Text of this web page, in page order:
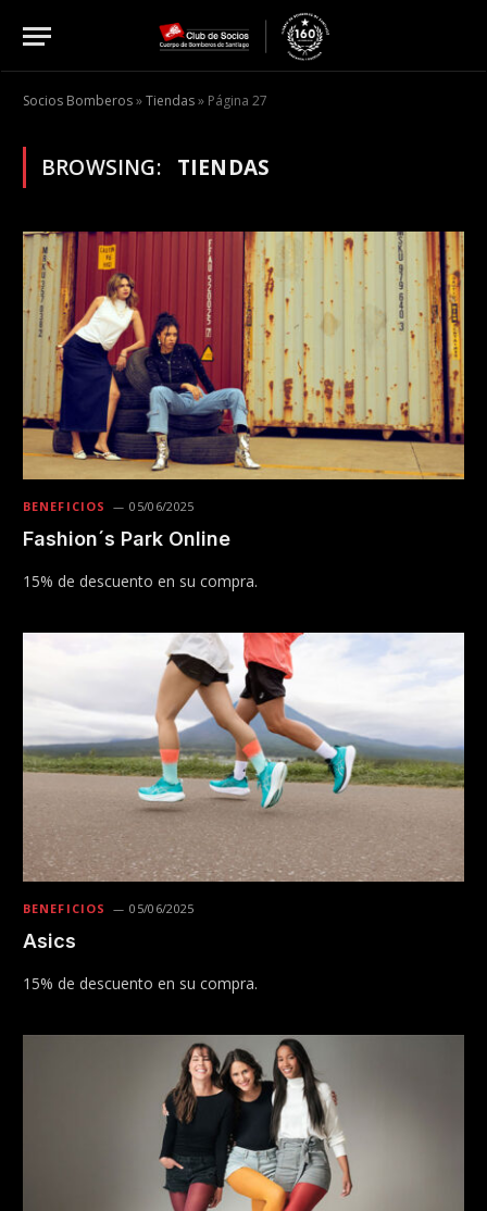
Socios Bomberos»Tiendas» Página 27
BROWSING: TIENDAS
BENEFICIOS 05/06/2025
Fashion´s Park Online
15% de descuento en su compra.
BENEFICIOS 05/06/2025
Asics
15% de descuento en su compra.